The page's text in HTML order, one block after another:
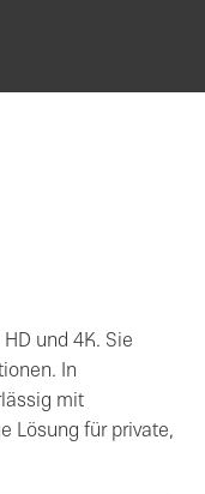
und 4K. Sie
In
mit
Lösung für private,